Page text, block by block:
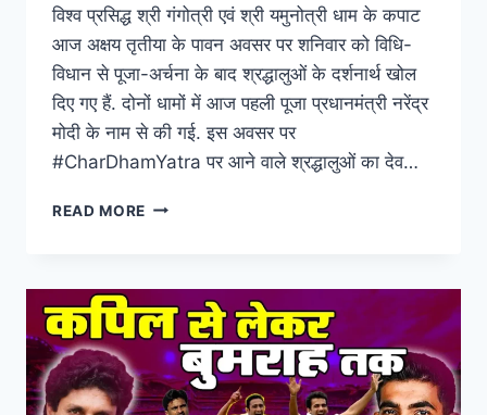
विश्व प्रसिद्ध श्री गंगोत्री एवं श्री यमुनोत्री धाम के कपाट
आज अक्षय तृतीया के पावन अवसर पर शनिवार को विधि-
विधान से पूजा-अर्चना के बाद श्रद्धालुओं के दर्शनार्थ खोल
दिए गए हैं. दोनों धामों में आज पहली पूजा प्रधानमंत्री नरेंद्र
मोदी के नाम से की गई. इस अवसर पर
#CharDhamYatra पर आने वाले श्रद्धालुओं का देव…
READ MORE